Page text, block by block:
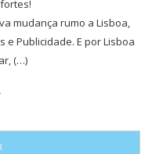
mudança rumo a Lisboa,
e Publicidade. E por Lisboa
(…)